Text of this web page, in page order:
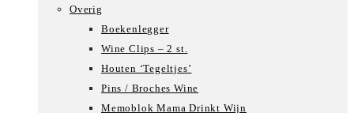
Overig
Boekenlegger
Wine Clips – 2 st.
Houten ‘Tegeltjes’
Pins / Broches Wine
Memoblok Mama Drinkt Wijn